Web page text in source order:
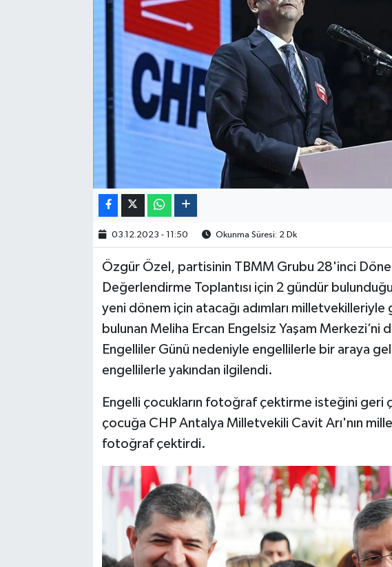
03.12.2023 - 11:50 Okunma Süresi: 2 Dk
Özgür Özel, partisinin TBMM Grubu 28'inci
Değerlendirme Toplantısı için 2 gündür
yeni dönem için atacağı adımları
bulunan Meliha Ercan Engelsiz Yaşam Merkezi’ni
Engelliler Günü nedeniyle engellilerle bir araya
engellilerle yakından ilgilendi.
Engelli çocukların fotoğraf çektirme isteğini geri
çocuğa CHP Antalya Milletvekili Cavit Arı'nın
fotoğraf çektirdi.
Çalışma Hayatı
2024 Seçim Sonuçları